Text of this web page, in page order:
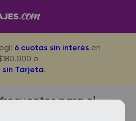
6 cuotas sin interés en
o
sin Tarjeta.
para el
Guamini a Parana